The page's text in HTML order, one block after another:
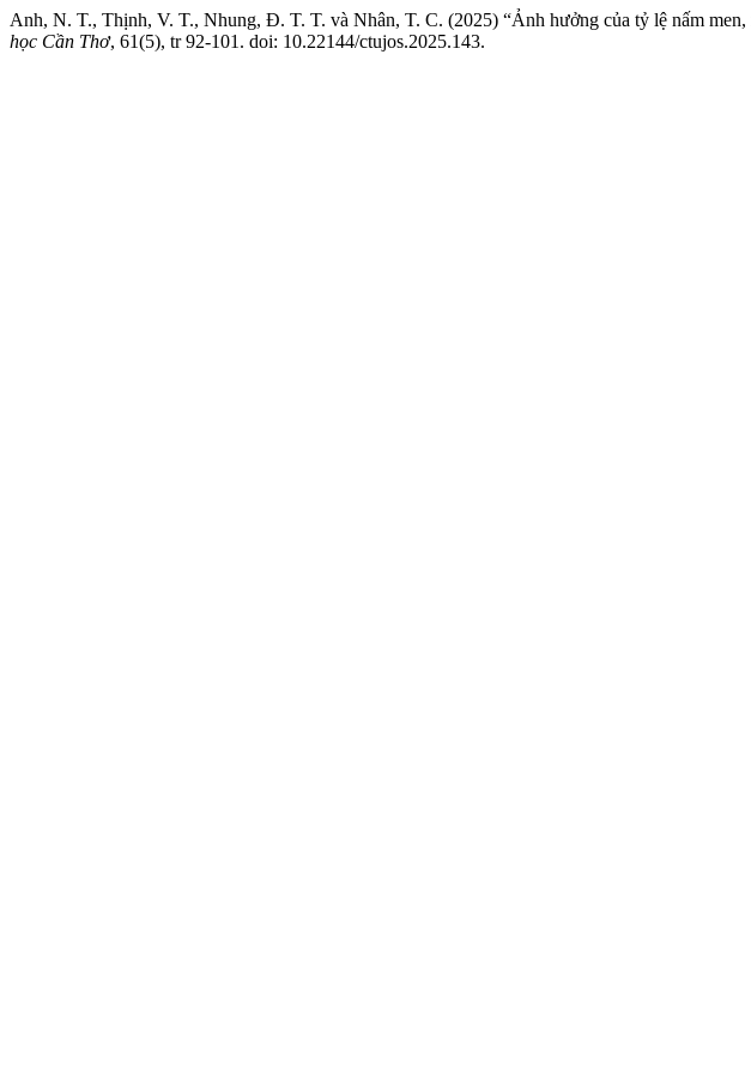
Anh, N. T., Thịnh, V. T., Nhung, Đ. T. T. và Nhân, T. C. (2025) “Ảnh hưởng của tỷ lệ nấm
học Cần Thơ, 61(5), tr 92-101. doi: 10.22144/ctujos.2025.143.